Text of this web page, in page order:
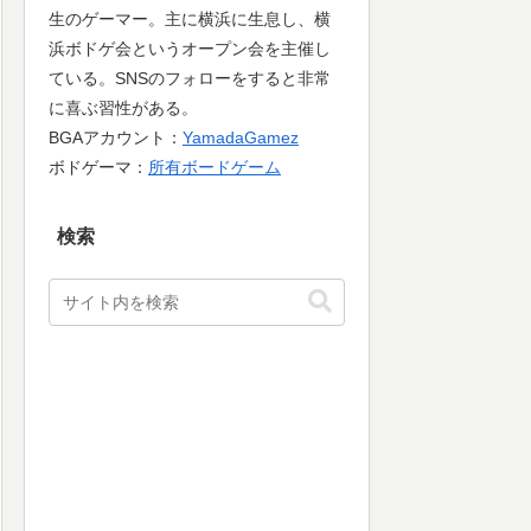
生のゲーマー。主に横浜に生息し、横
浜ボドゲ会というオープン会を主催し
ている。SNSのフォローをすると非常
に喜ぶ習性がある。
BGAアカウント： YamadaGamez
ボドゲーマ： 所有ボードゲーム
検索